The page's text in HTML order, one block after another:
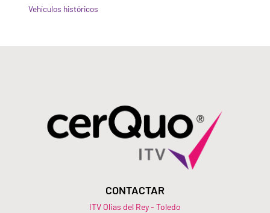
Vehículos históricos
CONTACTAR
ITV Olias del Rey - Toledo